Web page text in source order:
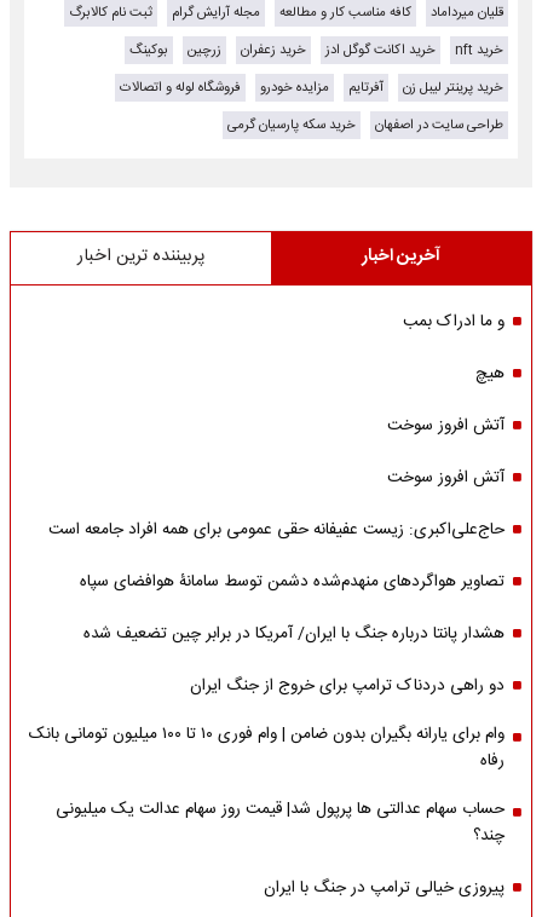
قلیان میرداماد
کافه مناسب کار و مطالعه مجله آرایش گرام
ثبت نام کالابرگ
خرید nft
خرید اکانت گوگل ادز خرید زعفران زرچین
بوکینگ
خرید پرینتر لیبل زن
آفرتایم مزایده خودرو
فروشگاه لوله و اتصالات
طراحی سایت در اصفهان
خرید سکه پارسیان گرمی
آخرین اخبار پربیننده ترین اخبار
و ما ادراک بمب
هیچ
آتش افروز سوخت
آتش افروز سوخت
حاج‌علی‌اکبری: زیست عفیفانه حقی عمومی برای همه افراد جامعه است
تصاویر هواگردهای منهدم‌شده دشمن توسط سامانۀ هوافضای سپاه
هشدار پانتا درباره جنگ با ایران/ آمریکا در برابر چین تضعیف شده
دو راهی دردناک ترامپ برای خروج از جنگ ایران
وام برای یارانه بگیران بدون ضامن | وام فوری ۱۰ تا ۱۰۰ میلیون تومانی بانک
رفاه
حساب سهام عدالتی ها پرپول شد| قیمت روز سهام عدالت یک میلیونی
چند؟
پیروزی خیالی ترامپ در جنگ با ایران